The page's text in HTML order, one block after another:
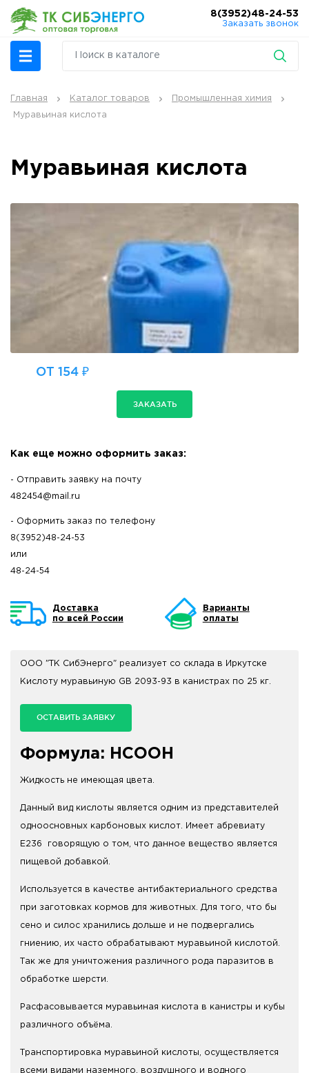
8(3952)48-24-53
Заказать звонок
Главная Каталог товаров Промышленная химия
Муравьиная кислота
Муравьиная кислота
ОТ 154 ₽
ЗАКАЗАТЬ
Как еще можно оформить заказ:
- Отправить заявку на почту
482454@mail.ru
- Оформить заказ по телефону
8(3952)48-24-53
или
48-24-54
Доставка
по всей России
Варианты
оплаты
ООО "ТК СибЭнерго" реализует со склада в Иркутске
Кислоту муравьиную GB 2093-93 в канистрах по 25 кг.
ОСТАВИТЬ ЗАЯВКУ
Формула: HCOOH
Жидкость не имеющая цвета.
Данный вид кислоты является одним из представителей
одноосновных карбоновых кислот. Имеет абревиату
E236 говорящую о том, что данное вещество является
пищевой добавкой.
Используется в качестве антибактериального средства
при заготовках кормов для животных. Для того, что бы
сено и силос хранились дольше и не подвергались
гниению, их часто обрабатывают муравьиной кислотой.
Так же для уничтожения различного рода паразитов в
обработке шерсти.
Расфасовывается муравьиная кислота в канистры и кубы
различного объёма.
Транспортировка муравьиной кислоты, осуществляется
всеми видами наземного, воздушного и водного